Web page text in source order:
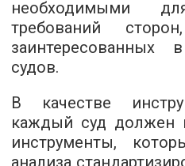
необходимыми
требований
заинтересованных
судов.
В качестве
каждый суд должен
инструменты,
анализа